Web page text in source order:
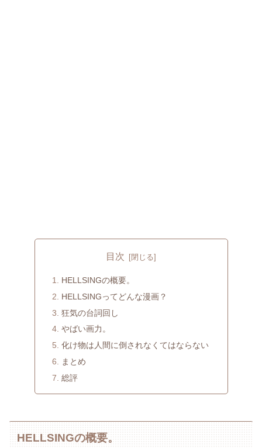
目次
HELLSINGの概要。
HELLSINGってどんな漫画？
狂気の台詞回し
やばい画力。
化け物は人間に倒されなくてはならない
まとめ
総評
HELLSINGの概要。